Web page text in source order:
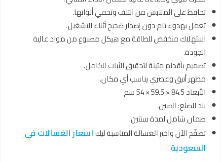
تحافظ على الملابس من التلف وتحمي ألوانها.
تعمل بهدوء تام دون إصدار ضجيج أثناء التشغيل.
استهلاك منخفض للطاقة مع هيكل مصنوع من مواد عالية
الجودة.
تصميم بأقدام متينة لتحقيق الثبات الكامل.
مظهر أنيق وعصري يناسب أي مكان.
الأبعاد 84.5 × 59.5 × 54 سم
بلد الصنع: الصين.
ضمان شامل لمدة سنتين.
تصفّح الآن واختر الغسالة المناسبة ليكاسعار الغسالات في
السعودية